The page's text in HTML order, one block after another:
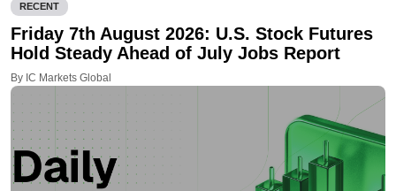
RECENT
Friday 7th August 2026: U.S. Stock Futures
Hold Steady Ahead of July Jobs Report
By IC Markets Global